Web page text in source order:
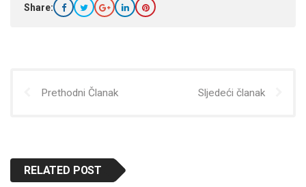
Share:
Prethodni Članak Sljedeći članak
RELATED POST